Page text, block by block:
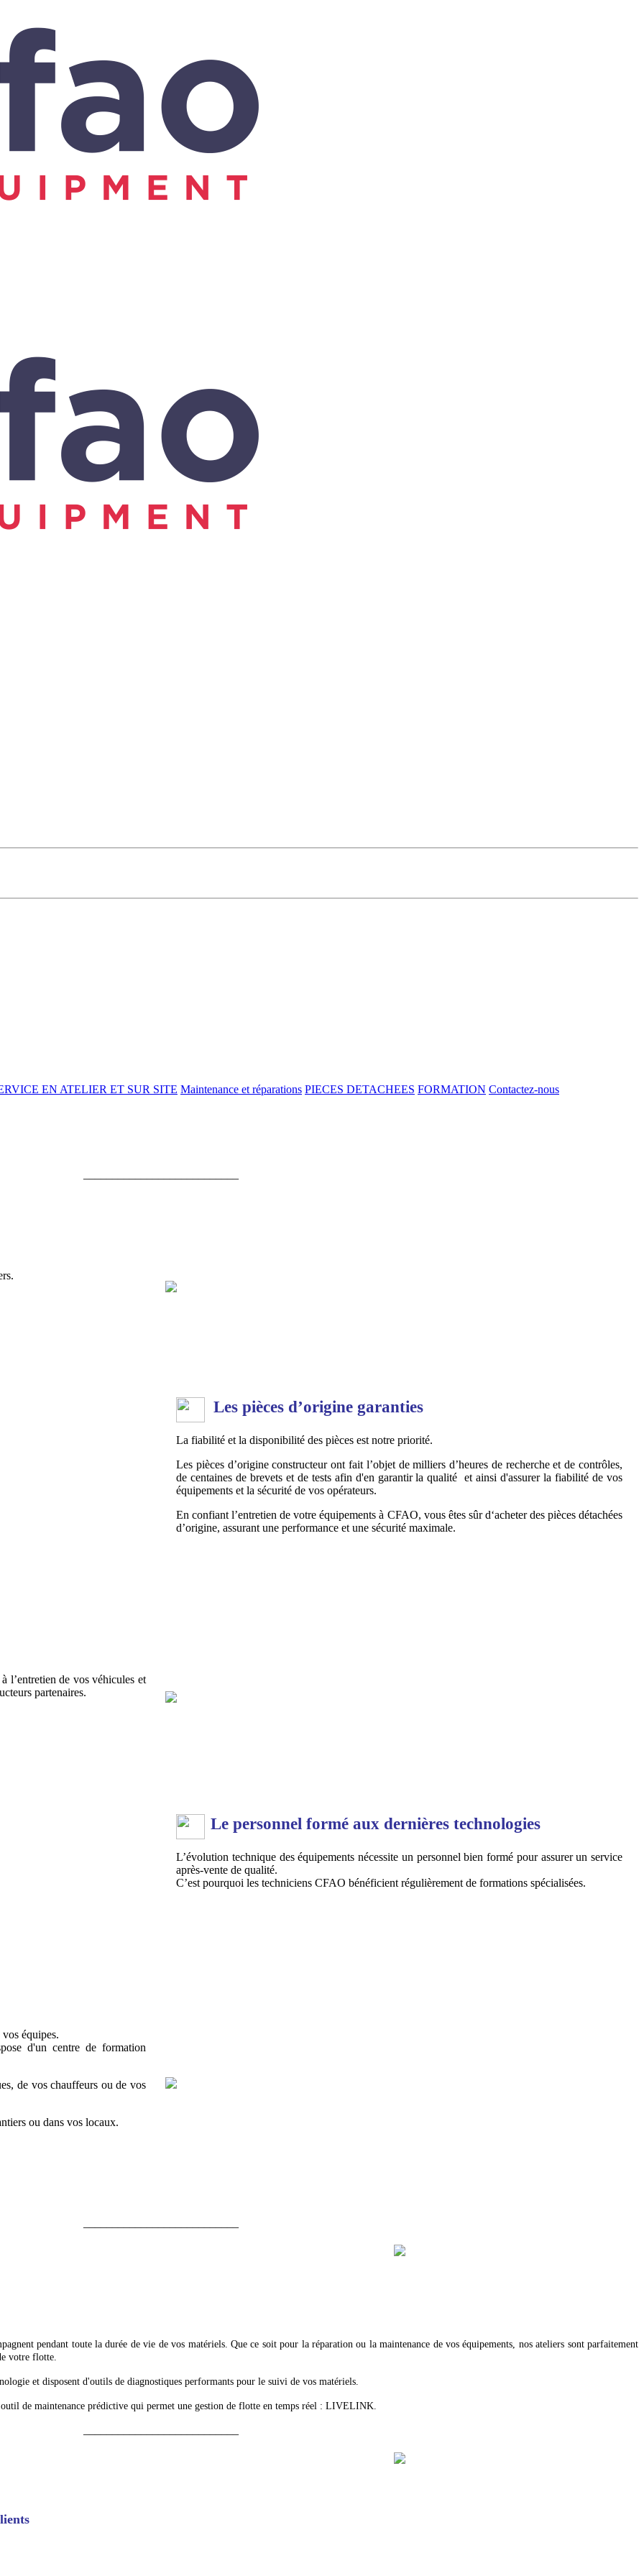
EN ATELIER ET SUR SITE Maintenance et réparations PIECES DETACHEES FORMATION Contactez-nous
Les pièces d’origine garanties
La fiabilité et la disponibilité des pièces est notre priorité.
Les pièces d’origine constructeur ont fait l’objet de milliers d’heures de recherche et de contrôles,
de centaines de brevets et de tests afin d'en garantir la qualité et ainsi d'assurer la fiabilité de vos
équipements et la sécurité de vos opérateurs.
En confiant l’entretien de votre équipements à CFAO, vous êtes sûr d‘acheter des pièces détachées
d’origine, assurant une performance et une sécurité maximale.
l’entretien de vos véhicules et
partenaires.
Le personnel formé aux dernières technologies
L’évolution technique des équipements nécessite un personnel bien formé pour assurer un service
après-vente de qualité.
C’est pourquoi les techniciens CFAO bénéficient régulièrement de formations spécialisées.
équipes.
d'un centre de formation
de vos chauffeurs ou de vos
ou dans vos locaux.
pendant toute la durée de vie de vos matériels. Que ce soit pour la réparation ou la maintenance de vos équipements, nos ateliers sont parfaitement
votre flotte.
et disposent d'outils de diagnostiques performants pour le suivi de vos matériels.
de maintenance prédictive qui permet une gestion de flotte en temps réel : LIVELINK.